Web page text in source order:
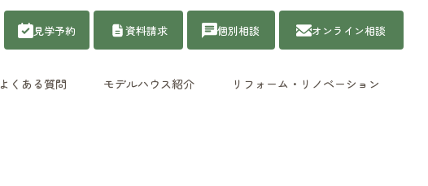
見学予約 資料請求 個別相談 オンライン相談
よくある質問 モデルハウス紹介 リフォーム・リノベーション